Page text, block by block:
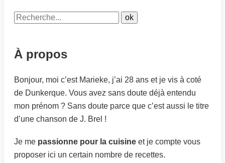
À propos
Bonjour, moi c’est Marieke, j’ai 28 ans et je vis à coté
de Dunkerque. Vous avez sans doute déjà entendu
mon prénom ? Sans doute parce que c’est aussi le titre
d’une chanson de J. Brel !
Je me passionne pour la cuisine et je compte vous
proposer ici un certain nombre de recettes.